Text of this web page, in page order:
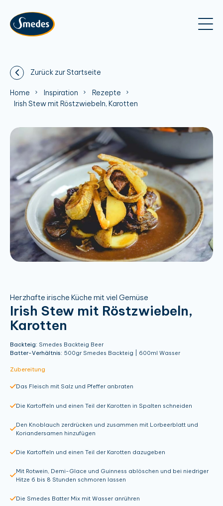
Zurück zur Startseite
Home Inspiration
Rezepte
Irish Stew mit Röstzwiebeln, Karotten
Herzhafte irische Küche mit viel Gemüse
Irish Stew mit Röstzwiebeln,
Karotten
Backteig: Smedes Backteig Beer
Batter-Verhältnis: 500gr Smedes Backteig | 600ml Wasser
Zubereitung
Das Fleisch mit Salz und Pfeffer anbraten
Die Kartoffeln und einen Teil der Karotten in Spalten schneiden
Den Knoblauch zerdrücken und zusammen mit Lorbeerblatt und
Koriandersamen hinzufügen
Die Kartoffeln und einen Teil der Karotten dazugeben
Mit Rotwein, Demi-Glace und Guinness ablöschen und bei niedriger
Hitze 6 bis 8 Stunden schmoren lassen
Die Smedes Batter Mix mit Wasser anrühren